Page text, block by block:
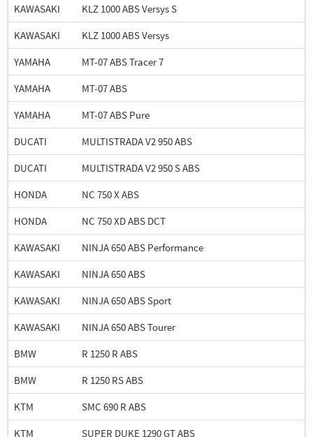
KAWASAKI
KLZ 1000 ABS Versys S
KAWASAKI
KLZ 1000 ABS Versys
YAMAHA
MT-07 ABS Tracer 7
YAMAHA
MT-07 ABS
YAMAHA
MT-07 ABS Pure
DUCATI
MULTISTRADA V2 950 ABS
DUCATI
MULTISTRADA V2 950 S ABS
HONDA
NC 750 X ABS
HONDA
NC 750 XD ABS DCT
KAWASAKI
NINJA 650 ABS Performance
KAWASAKI
NINJA 650 ABS
KAWASAKI
NINJA 650 ABS Sport
KAWASAKI
NINJA 650 ABS Tourer
BMW
R 1250 R ABS
BMW
R 1250 RS ABS
KTM
SMC 690 R ABS
KTM
SUPER DUKE 1290 GT ABS